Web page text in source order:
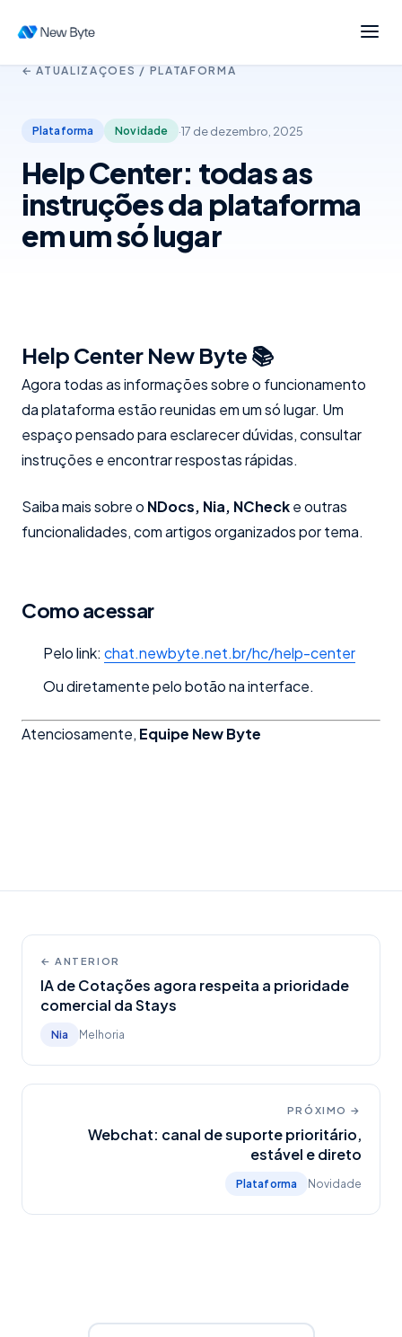
← ATUALIZAÇÕES / PLATAFORMA
Plataforma Novidade ·17 de dezembro, 2025
Help Center: todas as
instruções da plataforma
em um só lugar
Help Center New Byte 📚
Agora todas as informações sobre o funcionamento
da plataforma estão reunidas em um só lugar. Um
espaço pensado para esclarecer dúvidas, consultar
instruções e encontrar respostas rápidas.
Saiba mais sobre o NDocs, Nia, NChecke outras
funcionalidades, com artigos organizados por tema.
Como acessar
Pelo link: chat.newbyte.net.br/hc/help-center
Ou diretamente pelo botão na interface.
Atenciosamente, Equipe New Byte
← ANTERIOR
IA de Cotações agora respeita a prioridade
comercial da Stays
Nia Melhoria
PRÓXIMO →
Webchat: canal de suporte prioritário,
estável e direto
Plataforma Novidade